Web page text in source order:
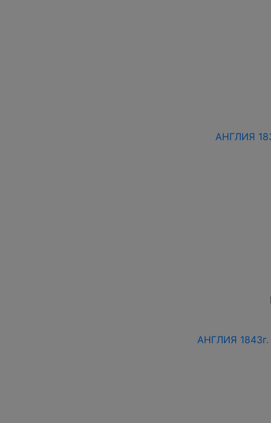
АНГЛИЯ
АНГЛИЯ